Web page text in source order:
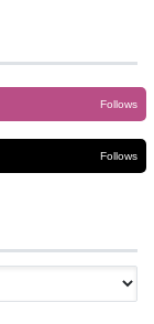
Follows
Follows